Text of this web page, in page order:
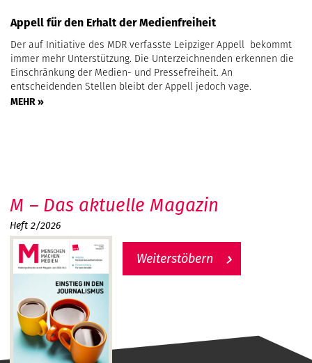
Appell für den Erhalt der Medienfreiheit
Der auf Initiative des MDR verfasste Leipziger Appell bekommt
immer mehr Unterstützung. Die Unterzeichnenden erkennen die
Einschränkung der Medien- und Pressefreiheit. An
entscheidenden Stellen bleibt der Appell jedoch vage.
MEHR »
M – Das aktuelle Magazin
Heft 2/2026
Weiterstöbern